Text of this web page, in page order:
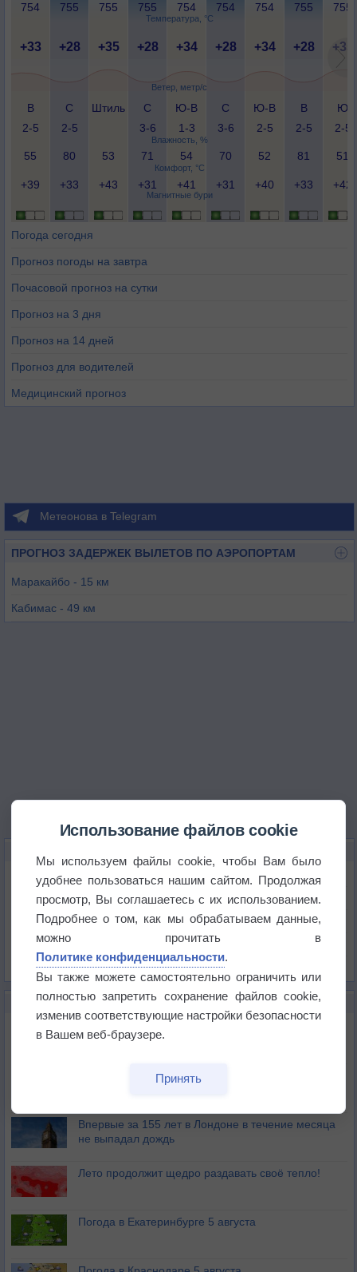
Температура, °C
Ветер, метр/с
Влажность, %
Комфорт, °C
Магнитные бури
754 755 755 755 754 754 754 755 755
+33 +28 +35 +28 +34 +28 +34 +28 +35
В
2-5
С
2-5
Штиль
С
3-6
Ю-В
1-3
С
3-6
Ю-В
2-5
В
2-5
Ю
2-5
55 80 53 71 54 70 52 81 51
+39 +33 +43 +31 +41 +31 +40 +33 +42
Погода сегодня
Прогноз погоды на завтра
Почасовой прогноз на сутки
Прогноз на 3 дня
Прогноз на 14 дней
Прогноз для водителей
Медицинский прогноз
Метеонова в Telegram
ПРОГНОЗ ЗАДЕРЖЕК ВЫЛЕТОВ ПО АЭРОПОРТАМ
Маракайбо - 15 км
Кабимас - 49 км
Температура
Давление
Осадки
Облачность
Список всех карт
НОВОЕ О ПОГОДЕ
Дневная температура воздуха в ОАЭ превысила
+51°
Европейские столицы бьют рекорды жары
Впервые за 155 лет в Лондоне в течение месяца
не выпадал дождь
Лето продолжит щедро раздавать своё тепло!
Погода в Екатеринбурге 5 августа
Использование файлов cookie
Мы используем файлы cookie, чтобы Вам было
удобнее пользоваться нашим сайтом. Продолжая
просмотр, Вы соглашаетесь с их использованием.
Подробнее о том, как мы обрабатываем данные,
можно прочитать в
Политике конфиденциальности.
Вы также можете самостоятельно ограничить или
полностью запретить сохранение файлов cookie,
изменив соответствующие настройки безопасности
в Вашем веб-браузере.
Принять